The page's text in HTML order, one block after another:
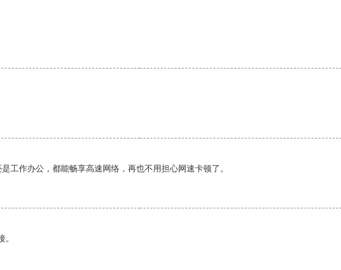
工作办公，都能畅享高速网络，再也不用担心网速卡顿了。